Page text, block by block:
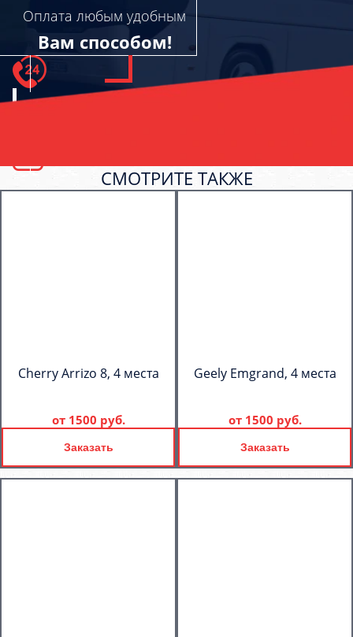
Оплата любым удобным
Вам способом!
СМОТРИТЕ ТАКЖЕ
Cherry Arrizo 8, 4 места
от 1500 руб.
Заказать
Geely Emgrand, 4 места
от 1500 руб.
Заказать